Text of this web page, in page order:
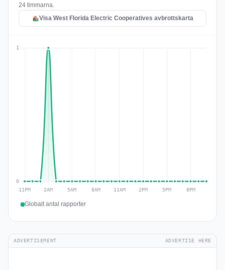
24 timmarna.
Visa West Florida Electric Cooperatives avbrottskarta
Globalt antal rapporter
ADVERTISEMENT ADVERTISE HERE